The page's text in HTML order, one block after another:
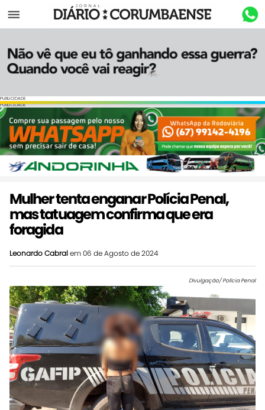
Menu
PUBLICIDADE
PUBLICIDADE
Mulher tenta enganar Polícia Penal,
mas tatuagem confirma que era
foragida
Leonardo Cabralem 06 de Agosto de 2024
Divulgação/ Polícia Penal